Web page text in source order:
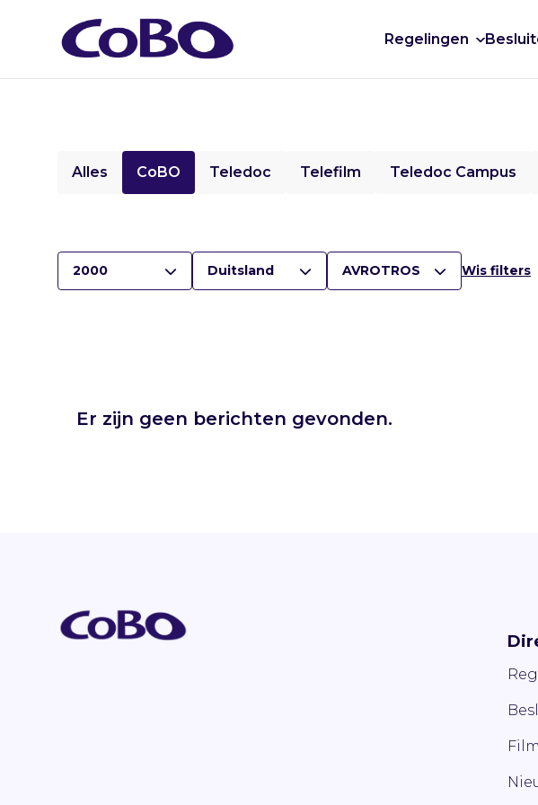
Regelingen
Alles CoBO Teledoc Telefilm Teledoc Campus
2000 Duitsland AVROTROS Wis filters
Er zijn geen berichten gevonden.